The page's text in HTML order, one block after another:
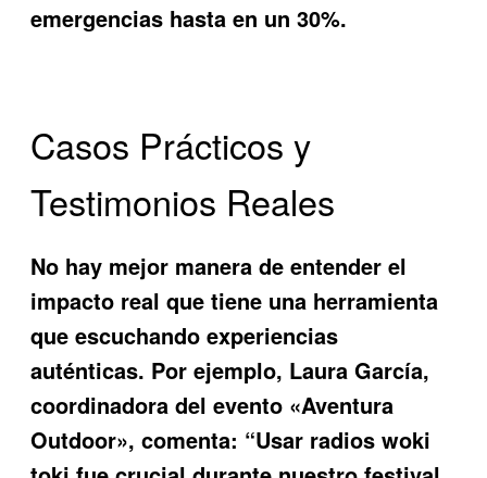
emergencias hasta en un 30%.
Casos Prácticos y
Testimonios Reales
No hay mejor manera de entender el
impacto real que tiene una herramienta
que escuchando experiencias
auténticas. Por ejemplo, Laura García,
coordinadora del evento «Aventura
Outdoor», comenta: “Usar radios woki